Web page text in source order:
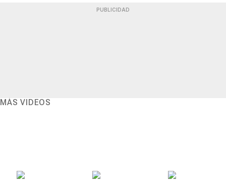
PUBLICIDAD
MÁS VIDEOS